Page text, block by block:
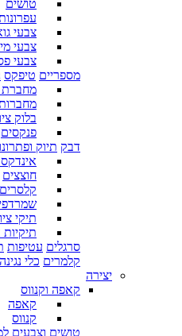
טושים
צבעי
צבעי
צבעי
מספריים טיפקס
מחברת
בלוק
פנקסים
דבק תיוק
חוצצים
קלסרים
תיקי
תיקיות
סרגלים עטיפות
קלמרים כלי נגינה
יצירה
קאפה וקנווס
קאפה
קנווס
טושים וצבעים